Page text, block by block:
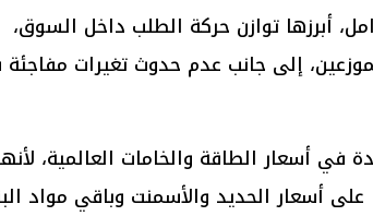
أبرزها توازن حركة الطلب داخل السوق،
إلى جانب عدم حدوث تغيرات
أسعار الطاقة والخامات العالمية،
أسعار الحديد والأسمنت وباقي مواد